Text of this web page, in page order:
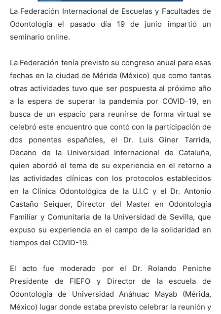
La Federación Internacional de Escuelas y Facultades de
Odontología el pasado día 19 de junio impartió un
seminario online.
La Federación tenía previsto su congreso anual para esas
fechas en la ciudad de Mérida (México) que como tantas
otras actividades tuvo que ser pospuesta al próximo año
a la espera de superar la pandemia por COVID-19, en
busca de un espacio para reunirse de forma virtual se
celebró este encuentro que contó con la participación de
dos ponentes españoles, el Dr. Luis Giner Tarrida,
Decano de la Universidad Internacional de Cataluña,
quien abordó el tema de su experiencia en el retorno a
las actividades clínicas con los protocolos establecidos
en la Clínica Odontológica de la U.I.C y el Dr. Antonio
Castaño Seiquer, Director del Master en Odontología
Familiar y Comunitaria de la Universidad de Sevilla, que
expuso su experiencia en el campo de la solidaridad en
tiempos del COVID-19.
El acto fue moderado por el Dr. Rolando Peniche
Presidente de FIEFO y Director de la escuela de
Odontología de Universidad Anáhuac Mayab (Mérida,
México) lugar donde estaba previsto celebrar la reunión y